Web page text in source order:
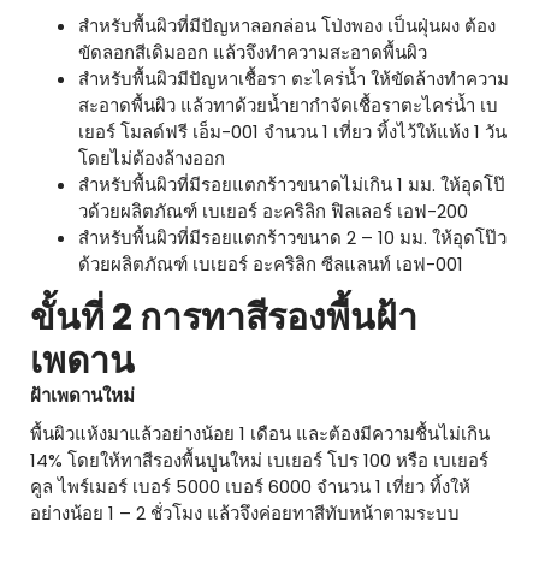
สำหรับพื้นผิวที่มีปัญหาลอกล่อน โป่งพอง เป็นฝุ่นผง ต้อง
ขัดลอกสีเดิมออก แล้วจึงทำความสะอาดพื้นผิว
สำหรับพื้นผิวมีปัญหาเชื้อรา ตะไคร่น้ำ ให้ขัดล้างทำความ
สะอาดพื้นผิว แล้วทาด้วยน้ำยากำจัดเชื้อราตะไคร่น้ำ เบ
เยอร์ โมลด์ฟรี เอ็ม-001 จำนวน 1 เที่ยว ทิ้งไว้ให้แห้ง 1 วัน
โดยไม่ต้องล้างออก
สำหรับพื้นผิวที่มีรอยแตกร้าวขนาดไม่เกิน 1 มม. ให้อุดโป๊
วด้วยผลิตภัณฑ์ เบเยอร์ อะคริลิก ฟิลเลอร์ เอฟ-200
สำหรับพื้นผิวที่มีรอยแตกร้าวขนาด 2 – 10 มม. ให้อุดโป๊ว
ด้วยผลิตภัณฑ์ เบเยอร์ อะคริลิก ซีลแลนท์ เอฟ-001
ขั้นที่ 2 การทาสีรองพื้นฝ้า
เพดาน
ฝ้าเพดานใหม่
พื้นผิวแห้งมาแล้วอย่างน้อย 1 เดือน และต้องมีความชื้นไม่เกิน
14% โดยให้ทาสีรองพื้นปูนใหม่ เบเยอร์ โปร 100 หรือ เบเยอร์
คูล ไพร์เมอร์ เบอร์ 5000 เบอร์ 6000 จำนวน 1 เที่ยว ทิ้งให้
อย่างน้อย 1 – 2 ชั่วโมง แล้วจึงค่อยทาสีทับหน้าตามระบบ